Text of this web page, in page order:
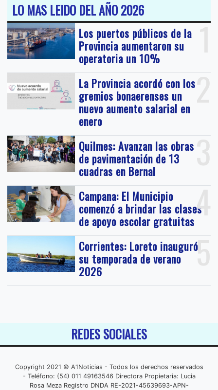
LO MAS LEIDO DEL AÑO 2026
1
Los puertos públicos de la
Provincia aumentaron su
operatoria un 10%
2
La Provincia acordó con los
gremios bonaerenses un
nuevo aumento salarial en
enero
3
Quilmes: Avanzan las obras
de pavimentación de 13
cuadras en Bernal
4
Campana: El Municipio
comenzó a brindar las clases
de apoyo escolar gratuitas
5
Corrientes: Loreto inauguró
su temporada de verano
2026
REDES SOCIALES
Copyright 2021 © A1Noticias - Todos los derechos reservados
- Teléfono: (54) 011 49163546 Directora Propietaria: Lucia
Rosa Meza Registro DNDA RE-2021-45639693-APN-